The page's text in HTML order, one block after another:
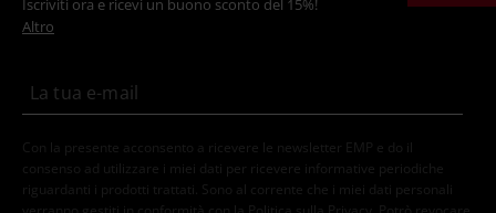
Iscriviti ora e ricevi un buono sconto del 15%!
Altro
Con la presente acconsento a ricevere le newsletter EMP e do il
consenso ad utilizzare i miei dati per ricevere informative periodiche
riguardanti i prodotti trattati. Sono al corrente che i miei dati personali